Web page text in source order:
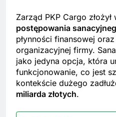
Zarząd PKP Cargo
postępowania
płynności finansowej
organizacyjnej firmy.
jako jedyna opcja, która
funkcjonowanie, co jest
kontekście dużego
miliarda złotych.